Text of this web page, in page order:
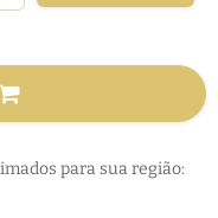
para sua região: